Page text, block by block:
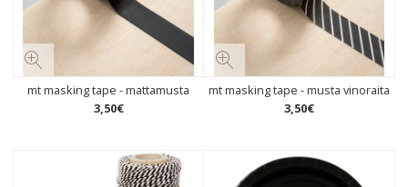
mt masking tape - mattamusta
3,50€
mt masking tape - musta vinoraita
3,50€